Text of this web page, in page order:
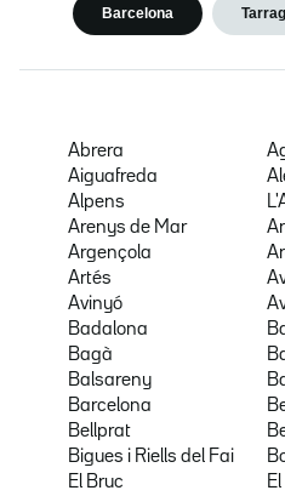
Barcelona
Abrera
Aiguafreda
Alpens
Arenys de Mar
Argençola
Artés
Avinyó
Badalona
Bagà
Balsareny
Barcelona
Bellprat
Bigues i Riells del Fai
El Bruc
El